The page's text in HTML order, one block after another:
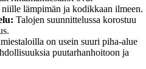
lämpimän ja kodikkaan ilmeen.
Talojen suunnittelussa korostuu
on usein suuri piha-alue
puutarhanhoitoon ja